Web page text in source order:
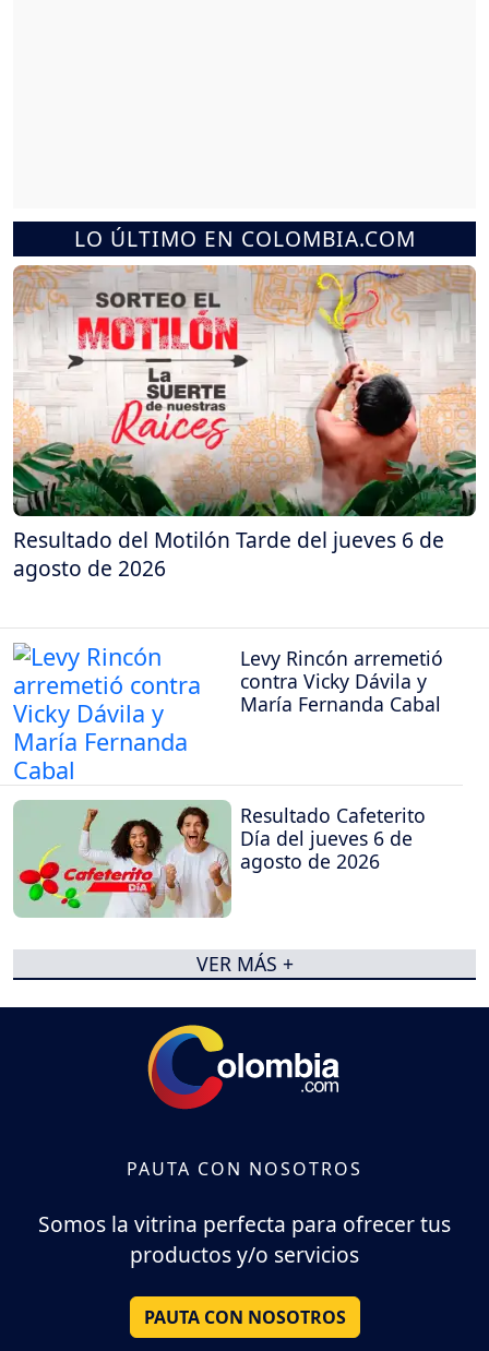
LO ÚLTIMO EN COLOMBIA.COM
Resultado del Motilón Tarde del jueves 6 de
agosto de 2026
Levy Rincón arremetió
contra Vicky Dávila y
María Fernanda Cabal
Resultado Cafeterito
Día del jueves 6 de
agosto de 2026
VER MÁS +
PAUTA CON NOSOTROS
Somos la vitrina perfecta para ofrecer tus
productos y/o servicios
PAUTA CON NOSOTROS